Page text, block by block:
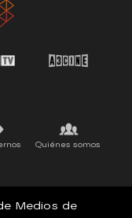
Quiénes somos
Medios de